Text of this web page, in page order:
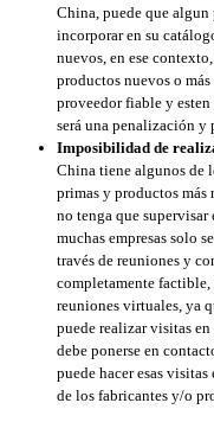
China, puede que algun
incorporar en su
nuevos, en ese
productos nuevos o
proveedor fiable y
será una penalización y
Imposibilidad de
China tiene algunos de
primas y productos más
no tenga que supervisar
muchas empresas solo
través de reuniones y
completamente factible,
reuniones virtuales, ya
puede realizar visitas
debe ponerse en
puede hacer esas
de los fabricantes y/o